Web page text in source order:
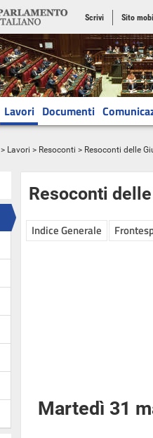
Scrivi Sito
Lavori Documenti
> Lavori > Resoconti > Resoconti delle
Resoconti
Indice Generale
Martedì 31